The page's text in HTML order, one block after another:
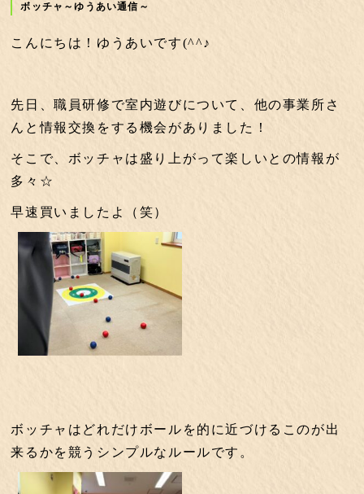
ボッチャ～ゆうあい通信～
こんにちは！ゆうあいです(^^♪
先日、職員研修で室内遊びについて、他の事業所さ
んと情報交換をする機会がありました！
そこで、ボッチャは盛り上がって楽しいとの情報が
多々☆
早速買いましたよ（笑）
ボッチャはどれだけボールを的に近づけるこのが出
来るかを競うシンプルなルールです。